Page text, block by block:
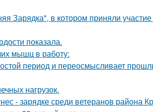
Зарядка", в котором приняли
показала.
мышц в работу:
период и переосмысливает
нагрузок.
- зарядке среди ветеранов района